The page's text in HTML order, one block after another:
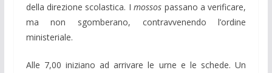
della direzione scolastica. Imossos passano a verificare,
ma non sgomberano, contravvenendo l’ordine
ministeriale.
Alle 7,00 iniziano ad arrivare le urne e le schede. Un